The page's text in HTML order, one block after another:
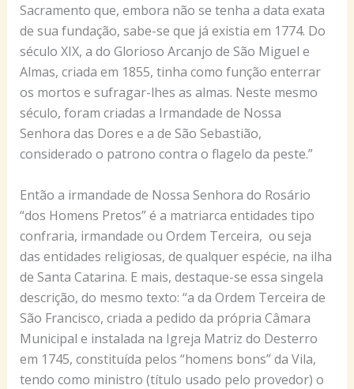
Sacramento que, embora não se tenha a data exata
de sua fundação, sabe-se que já existia em 1774. Do
século XIX, a do Glorioso Arcanjo de São Miguel e
Almas, criada em 1855, tinha como função enterrar
os mortos e sufragar-lhes as almas. Neste mesmo
século, foram criadas a Irmandade de Nossa
Senhora das Dores e a de São Sebastião,
considerado o patrono contra o flagelo da peste.”
Então a irmandade de Nossa Senhora do Rosário
“dos Homens Pretos” é a matriarca entidades tipo
confraria, irmandade ou Ordem Terceira, ou seja
das entidades religiosas, de qualquer espécie, na ilha
de Santa Catarina. E mais, destaque-se essa singela
descrição, do mesmo texto: “a da Ordem Terceira de
São Francisco, criada a pedido da própria Câmara
Municipal e instalada na Igreja Matriz do Desterro
em 1745, constituída pelos “homens bons” da Vila,
tendo como ministro (título usado pelo provedor) o